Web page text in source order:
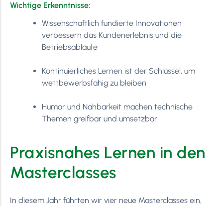
Wichtige Erkenntnisse:
Wissenschaftlich fundierte Innovationen
verbessern das Kundenerlebnis und die
Betriebsabläufe
Kontinuierliches Lernen ist der Schlüssel, um
wettbewerbsfähig zu bleiben
Humor und Nahbarkeit machen technische
Themen greifbar und umsetzbar
Praxisnahes Lernen in den
Masterclasses
In diesem Jahr führten wir vier neue Masterclasses ein,